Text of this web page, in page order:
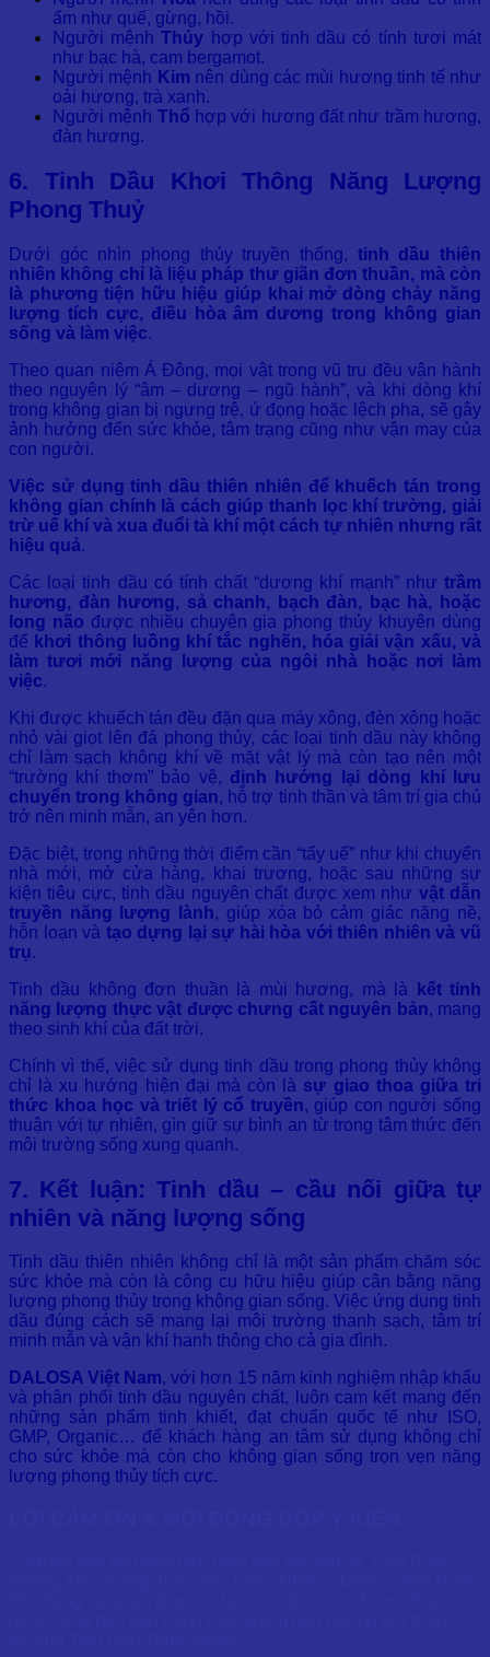
ấm như quế, gừng, hồi.
Người mệnhThủy hợp với tinh dầu có tính tươi mát
như bạc hà, cam bergamot.
Người mệnh Kim nên dùng các mùi hương tinh tế như
oải hương, trà xanh.
Người mệnh Thổ hợp với hương đất như trầm hương,
đàn hương.
6. Tinh Dầu Khơi Thông Năng Lượng
Phong Thuỷ
Dưới góc nhìn phong thủy truyền thống, tinh dầu thiên
nhiên không chỉ là liệu pháp thư giãn đơn thuần, mà còn
là phương tiện hữu hiệu giúp khai mở dòng chảy năng
lượng tích cực, điều hòa âm dương trong không gian
sống và làm việc.
Theo quan niệm Á Đông, mọi vật trong vũ trụ đều vận hành
theo nguyên lý “âm – dương – ngũ hành”, và khi dòng khí
trong không gian bị ngưng trệ, ứ đọng hoặc lệch pha, sẽ gây
ảnh hưởng đến sức khỏe, tâm trạng cũng như vận may của
con người.
Việc sử dụng tinh dầu thiên nhiên để khuếch tán trong
không gian chính là cách giúp thanh lọc khí trường, giải
trừ uế khí và xua đuổi tà khí một cách tự nhiên nhưng rất
hiệu quả.
Các loại tinh dầu có tính chất “dương khí mạnh” như trầm
hương, đàn hương, sả chanh, bạch đàn, bạc hà, hoặc
long não được nhiều chuyên gia phong thủy khuyên dùng
để khơi thông luồng khí tắc nghẽn, hóa giải vận xấu, và
làm tươi mới năng lượng của ngôi nhà hoặc nơi làm
việc.
Khi được khuếch tán đều đặn qua máy xông, đèn xông hoặc
nhỏ vài giọt lên đá phong thủy, các loại tinh dầu này không
chỉ làm sạch không khí về mặt vật lý mà còn tạo nên một
“trường khí thơm” bảo vệ, định hướng lại dòng khí lưu
chuyển trong không gian, hỗ trợ tinh thần và tâm trí gia chủ
trở nên minh mẫn, an yên hơn.
Đặc biệt, trong những thời điểm cần “tẩy uế” như khi chuyển
nhà mới, mở cửa hàng, khai trương, hoặc sau những sự
kiện tiêu cực, tinh dầu nguyên chất được xem như vật dẫn
truyền năng lượng lành, giúp xóa bỏ cảm giác nặng nề,
hỗn loạn và tạo dựng lại sự hài hòa với thiên nhiên và vũ
trụ.
Tinh dầu không đơn thuần là mùi hương, mà là
kết tinh
năng lượng thực vật được chưng cất nguyên bản, mang
theo sinh khí của đất trời.
Chính vì thế, việc sử dụng tinh dầu trong phong thủy không
chỉ là xu hướng hiện đại mà còn là sự giao thoa giữa tri
thức khoa học và triết lý cổ truyền, giúp con người sống
thuận với tự nhiên, gìn giữ sự bình an từ trong tâm thức đến
môi trường sống xung quanh.
7. Kết luận: Tinh dầu – cầu nối giữa tự
nhiên và năng lượng sống
Tinh dầu thiên nhiên không chỉ là một sản phẩm chăm sóc
sức khỏe mà còn là công cụ hữu hiệu giúp cân bằng năng
lượng phong thủy trong không gian sống. Việc ứng dụng tinh
dầu đúng cách sẽ mang lại môi trường thanh sạch, tâm trí
minh mẫn và vận khí hanh thông cho cả gia đình.
DALOSA Việt Nam, với hơn 15 năm kinh nghiệm nhập khẩu
và phân phối tinh dầu nguyên chất, luôn cam kết mang đến
những sản phẩm tinh khiết, đạt chuẩn quốc tế như ISO,
GMP, Organic… để khách hàng an tâm sử dụng không chỉ
cho sức khỏe mà còn cho không gian sống trọn vẹn năng
lượng phong thủy tích cực.